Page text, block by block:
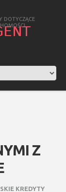
DOTYCZĄCE
Z
KREDYTY